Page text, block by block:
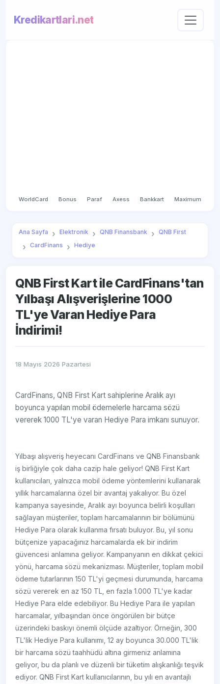
Kredikartlari.net
WorldCard Bonus Paraf Axess Bankkart Maximum
Ana Sayfa Elektronik QNB Finansbank
QNB First
CardFinans
Hediye
QNB First Kart ile CardFinans'tan
Yılbaşı Alışverişlerine 1000
TL'ye Varan Hediye Para
İndirimi!
18 Mayıs 2026 Pazartesi
CardFinans, QNB First Kart sahiplerine Aralık ayı
boyunca yapılan mobil ödemelerle harcama sözü
vererek 1000 TL'ye varan Hediye Para imkanı sunuyor.
Yılbaşı alışveriş heyecanı CardFinans ve QNB Finansbank
iş birliğiyle çok daha cazip hale geliyor! QNB First Kart
kullanıcıları, yalnızca mobil ödeme yöntemlerini kullanarak
yıllık harcamalarına özel bir avantaj yakalıyor. Bu özel
kampanya sayesinde, Aralık ayı boyunca belirli koşulları
sağlayan müşteriler, toplam harcamalarının bir bölümünü
Hediye Para olarak kullanma fırsatı buluyor. Bu, yıl sonu
bütçenize yapacağınız harcamalarda ek bir indirim
güvencesi anlamına geliyor. Kampanyanın en dikkat çekici
yönü, harcama sözü mekanizması. Müşteriler, toplam mobil
ödeme tutarlarının 150 TL'yi geçmesi durumunda, harcama
sözü vererek en az 150 TL, en fazla 1.000 TL'ye kadar
Hediye Para elde edebiliyor. Bu Hediye Para ile yapılan
harcamalar, yılbaşından önce öngörülen bir bütçe
üzerindeki baskıyı önemli ölçüde azaltıyor. Örneğin, 300
TL'lik Hediye Para kullanımı, 12 ay boyunca 30.000 TL'lik
bir harcama sözü taahhüdü altına girmeniz anlamına
geliyor, bu da planlı ve düzenli bir tüketim alışkanlığı teşvik
ediyor. QNB First Kart kullanıcılarının, bu yılı en avantajlı